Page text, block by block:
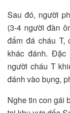
Sau đó, người
(3-4 người đàn
đấm đá cháu T,
khác đánh.
người cháu T
đánh vào bụng,
Nghe tin con gái